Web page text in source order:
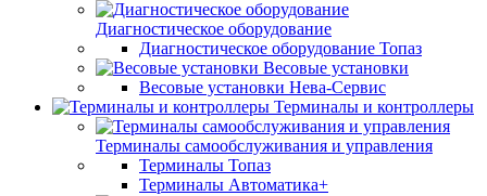
Диагностическое оборудование
Диагностическое оборудование Топаз
Весовые установки
Весовые установки Нева-Сервис
Терминалы и контроллеры
Терминалы самообслуживания и управления
Терминалы Топаз
Терминалы Автоматика+